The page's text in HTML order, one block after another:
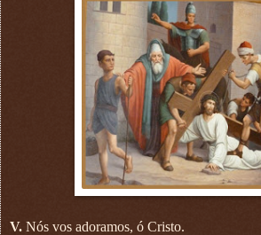
V. Nós vos adoramos, ó Cristo.